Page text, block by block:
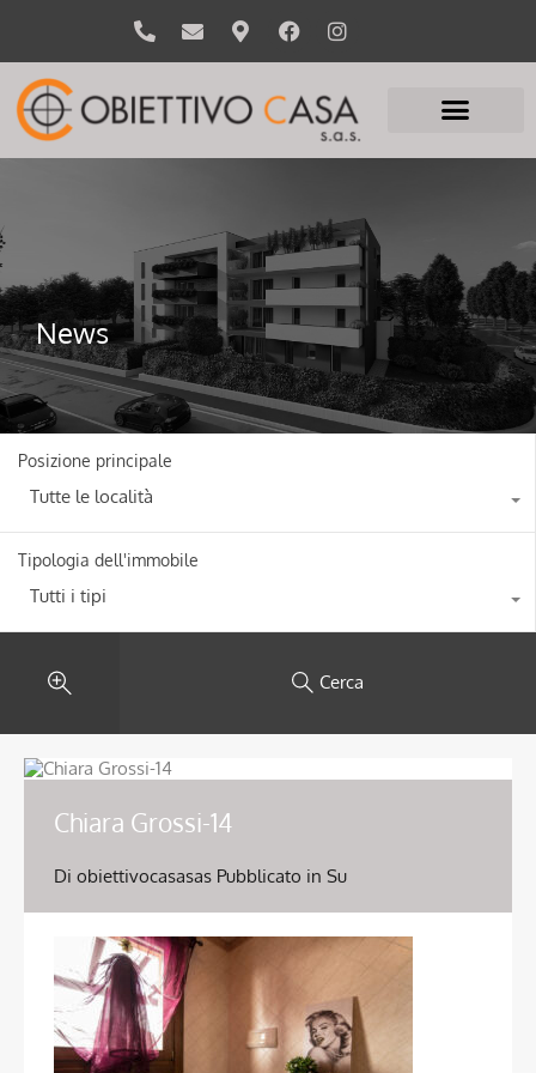
News
Posizione principale
Tutte le località
Tipologia dell'immobile
Tutti i tipi
Cerca
Chiara Grossi-14
Di obiettivocasasas Pubblicato in Su